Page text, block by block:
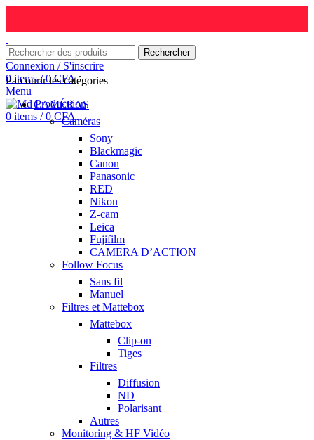
Rechercher
Connexion / S'inscrire
0items / 0CFA
Menu
0 items / 0 CFA
Parcourir les catégories
CAMÉRAS
Caméras
Sony
Blackmagic
Canon
Panasonic
RED
Nikon
Z-cam
Leica
Fujifilm
CAMERA D’ACTION
Follow Focus
Sans fil
Manuel
Filtres et Mattebox
Mattebox
Clip-on
Tiges
Filtres
Diffusion
ND
Polarisant
Autres
Monitoring & HF Vidéo